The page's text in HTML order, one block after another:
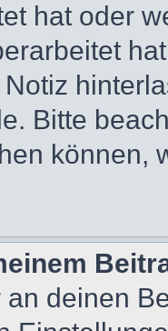
hat oder
Bitte
können,
deinen